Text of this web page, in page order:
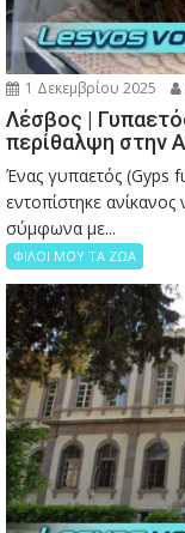
1 Δεκεμβρίου 2025
Λέσβος |
περίθαλψη στην
Ένας γυπαετός (Gyps
εντοπίστηκε
σύμφωνα με...
ΦΙΛΟΙ ΜΟΥ ΤΑ ΖΩΑ